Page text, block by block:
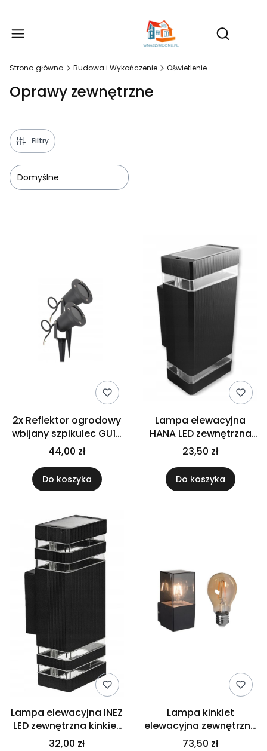
Otwórz
Strona główna Budowa i Wykończenie Oświetlenie
Oprawy zewnętrzne
Filtry
Domyślne
2x Reflektor ogrodowy
wbijany szpikulec GU10
lampa
44,00 zł
Do koszyka
Lampa elewacyjna
HANA LED zewnętrzna
ogrodowa
23,50 zł
Do koszyka
Lampa elewacyjna INEZ
LED zewnętrzna kinkiet
ogrodowy
32,00 zł
Lampa kinkiet
elewacyjna zewnętrzna
ogrodowa + E27
73,50 zł